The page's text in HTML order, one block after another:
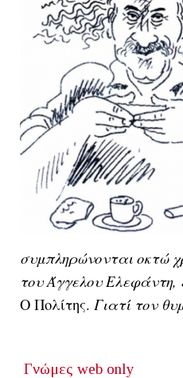
συμπληρώνονται οκτώ
του Άγγελου Ελεφάντη,
Ο Πολίτης. Γιατί τον
Γνώμες web only